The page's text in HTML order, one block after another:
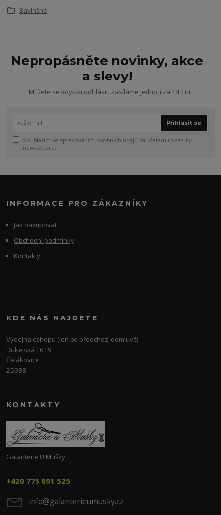
Bavlněné
Nepropásněte novinky, akce
a slevy!
Můžete se kdykoli odhlásit. Zasíláme jednou za 14 dní.
Přihlásit se
Souhlasím se zpracováním osobních údajů za účelem rozesílky
newsletteru.
INFORMACE PRO ZÁKAZNÍKY
Jak nakupovat
Obchodní podmínky
Kontakty
KDE NÁS NAJDETE
Výdejna eshopu (jen po předchozí domluvě)
Dukelská 1619
Čelákovice
25088
KONTAKTY
Galanterie U Mušky
+420 775 691 525
info@galanterieumusky.cz